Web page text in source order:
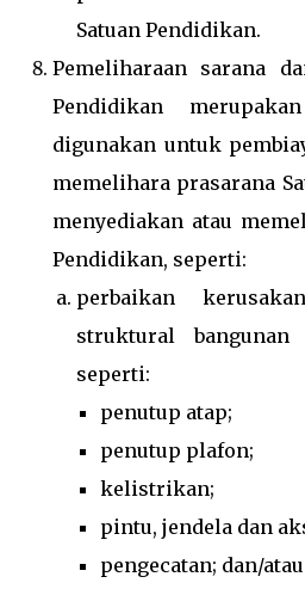
Satuan Pendidikan.
Pemeliharaan sarana
Pendidikan
digunakan untuk
memelihara prasarana
menyediakan atau
Pendidikan, seperti:
perbaikan
struktural bangunan
seperti:
penutup atap;
penutup plafon;
kelistrikan;
pintu, jendela dan
pengecatan; dan/atau